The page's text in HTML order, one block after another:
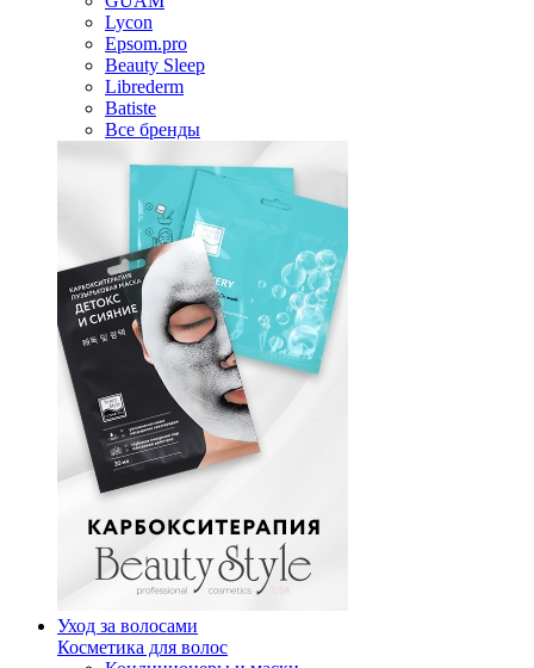
Lycon
Epsom.pro
Beauty Sleep
Librederm
Batiste
Все бренды
Уход за волосами
Косметика для волос